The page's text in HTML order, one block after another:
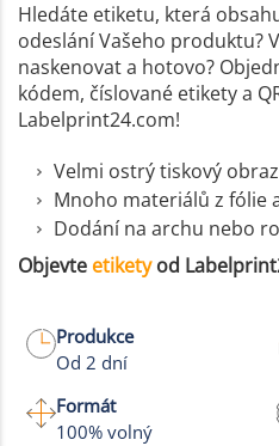
Hledáte etiketu, která
odeslání Vašeho produktu?
naskenovat a hotovo?
kódem, číslované etikety a
Labelprint24.com!
Velmi ostrý tiskový
Mnoho materiálů z fólie
Dodání na archu nebo
Objevte etiketyod
Produkce
Od 2 dní
Formát
100% volný